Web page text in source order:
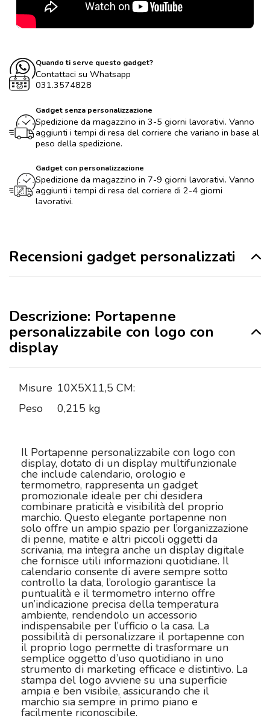
Quando ti serve questo gadget?
Contattaci su Whatsapp
031.3574828
Gadget senza personalizzazione
Spedizione da magazzino in 3-5 giorni lavorativi. Vanno
aggiunti i tempi di resa del corriere che variano in base al
peso della spedizione.
Gadget con personalizzazione
Spedizione da magazzino in 7-9 giorni lavorativi. Vanno
aggiunti i tempi di resa del corriere di 2-4 giorni
lavorativi.
Recensioni gadget personalizzati
Descrizione: Portapenne
personalizzabile con logo con
display
Misure 10X5X11,5 CM:
Peso
0,215 kg
Il Portapenne personalizzabile con logo con
display, dotato di un display multifunzionale
che include calendario, orologio e
termometro, rappresenta un gadget
promozionale ideale per chi desidera
combinare praticità e visibilità del proprio
marchio. Questo elegante portapenne non
solo offre un ampio spazio per l’organizzazione
di penne, matite e altri piccoli oggetti da
scrivania, ma integra anche un display digitale
che fornisce utili informazioni quotidiane. Il
calendario consente di avere sempre sotto
controllo la data, l’orologio garantisce la
puntualità e il termometro interno offre
un’indicazione precisa della temperatura
ambiente, rendendolo un accessorio
indispensabile per l’ufficio o la casa. La
possibilità di personalizzare il portapenne con
il proprio logo permette di trasformare un
semplice oggetto d’uso quotidiano in uno
strumento di marketing efficace e distintivo. La
stampa del logo avviene su una superficie
ampia e ben visibile, assicurando che il
marchio sia sempre in primo piano e
facilmente riconoscibile.